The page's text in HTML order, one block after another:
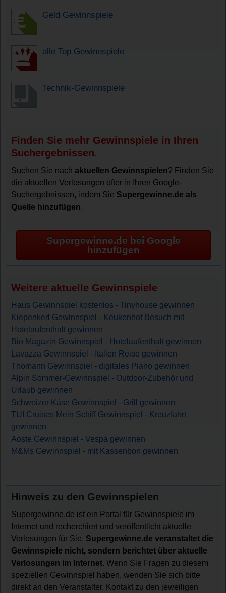
Geld Gewinnspiele
alle Top Gewinnspiele
Technik-Gewinnspiele
Finden Sie mehr Gewinnspiele in Ihren
Suchergebnissen.
Suchen Sie nachaktuellen Gewinnspielen? Finden Sie
die aktuellen Verlosungen öfter in Ihren Google-
Suchergebnissen, indem Sie Supergewinne.de als
Quelle hinzufügen.
Supergewinne.de bei Google
hinzufügen
Weitere aktuelle Gewinnspiele
Haus Gewinnspiel kostenlos - Tinyhouse gewinnen
Kiepenkerl Gewinnspiel - Keukenhof Besuch mit
Hotelaufenthalt gewinnen
Bio Magazin Gewinnspiel - Hotelaufenthalt gewinnen
Lavazza Gewinnspiel - Italien Reise gewinnen
Thomann Gewinnspiel - digitales Piano gewinnen
Alpin Sommer-Gewinnspiel - Outdoor-Zubehör und
Urlaub gewinnen
Schweizer Käse Gewinnspiel - Grill gewinnen
TUI Cruises Mein Schiff Gewinnspiel - Kreuzfahrt
gewinnen
Aoste Gewinnspiel - Vespa gewinnen
M&Ms Gewinnspiel - mit Kassenbon gewinnen
Hinweis zu den Gewinnspielen
Supergewinne.de ist ein Portal für Gewinnspiele im
Internet und recherchiert und veröffentlicht aktuelle
Verlosungen für Sie. Supergewinne.de veranstaltet die
Gewinnspiele nicht, sondern berichtet über aktuelle
Verlosungen im Internet. Wenn Sie Fragen zu diesem
speziellen Gewinnspiel haben, wenden Sie sich bitte
direkt an den Veranstalter. Kontakt zu den jeweiligen